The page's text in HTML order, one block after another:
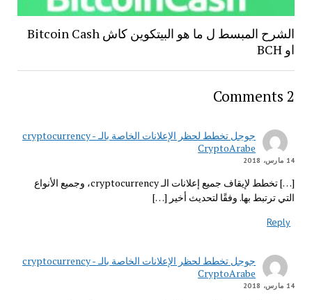
الشرح المبسط ل ما هو البيتكوين كاش Bitcoin Cash
او BCH
2 Comments
جوجل تخطط لحظر الإعلانات الخاصة بالـ cryptocurrency -
CryptoArabe
14 مارس، 2018
[…] تخطط لإيقاف جميع إعلانات الـ cryptocurrency، وجميع الأنواع
التي ترتبط بها. وفقًا لتحديث أخير […]
Reply
جوجل تخطط لحظر الإعلانات الخاصة بالـ cryptocurrency -
CryptoArabe
14 مارس، 2018